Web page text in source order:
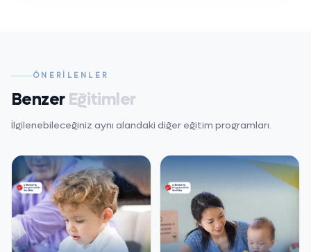
ÖNERILENLER
BenzerEğitimler
İlgilenebileceğiniz aynı alandaki diğer eğitim programları.